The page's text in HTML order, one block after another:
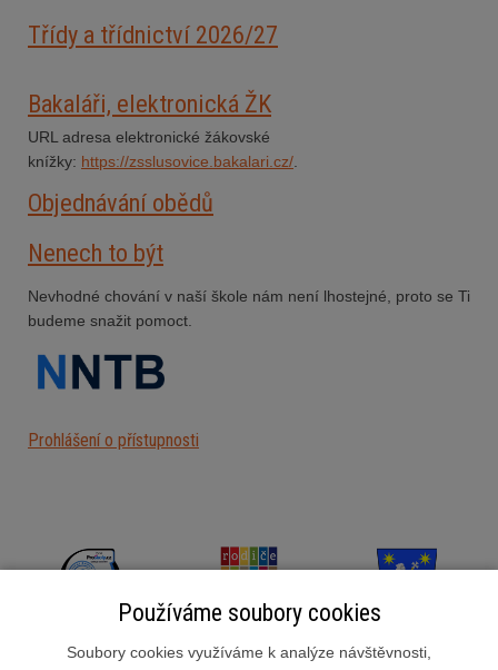
Třídy a třídnictví 2026/27
Bakaláři, elektronická ŽK
URL adresa elektronické žákovské
knížky: https://zsslusovice.bakalari.cz/
Objednávání obědů
Nenech to být
Nevhodné chování v naší škole nám není lhostejné, proto se Ti
budeme snažit pomoct.
Prohlášení o přístupnosti
Používáme soubory cookies
Soubory cookies využíváme k analýze návštěvnosti,